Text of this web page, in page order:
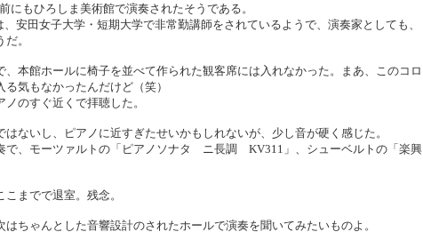
にもひろしま美術館で演奏されたそうである。
、安田女子大学・短期大学で非常勤講師をされているようで、演奏家としても、
。
本館ホールに椅子を並べて作られた観客席には入れなかった。まあ、このコロ
気もなかったんだけど（笑）
のすぐ近くで拝聴した。
ないし、ピアノに近すぎたせいかもしれないが、少し音が硬く感じた。
で、モーツァルトの「ピアノソナタ ニ長調 KV311」、シューベルトの「楽興
までで退室。残念。
ちゃんとした音響設計のされたホールで演奏を聞いてみたいものよ。